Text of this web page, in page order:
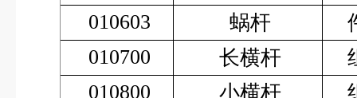
010603 蜗杆
010700 长横杆
010800 小横杆